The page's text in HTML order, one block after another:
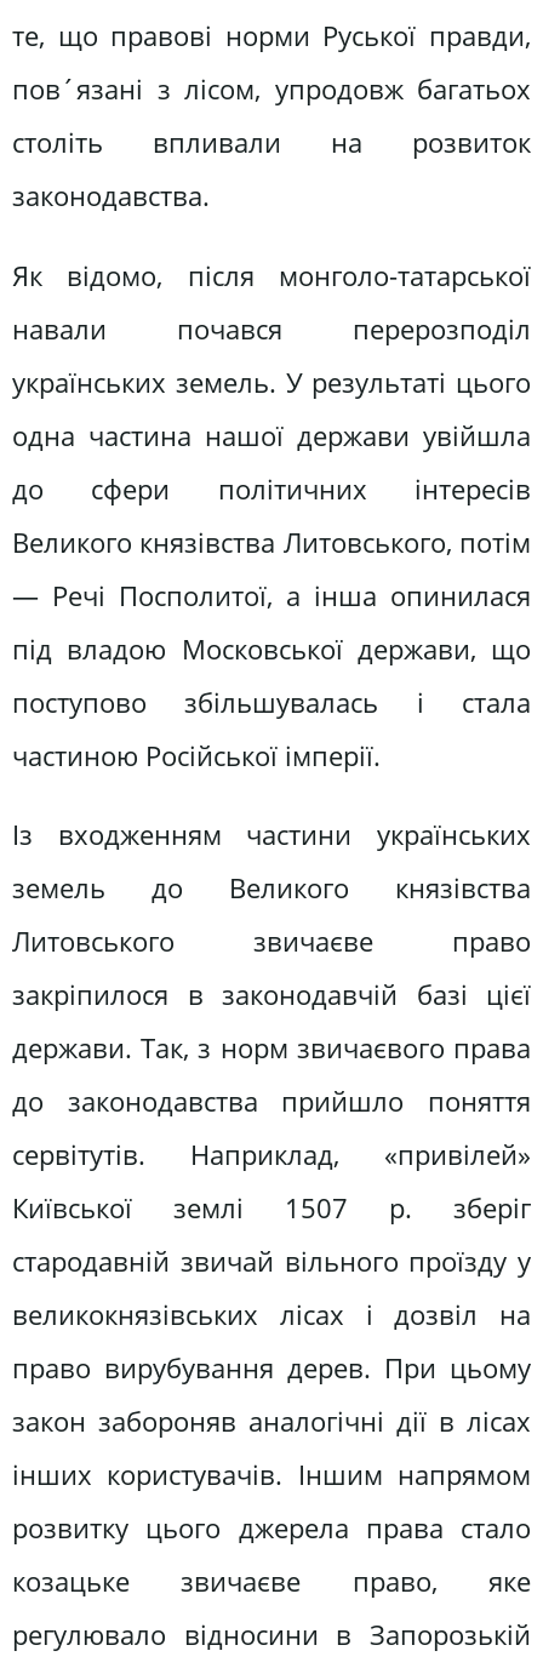
те, що правові норми Руської правди,
пов´язані з лісом, упродовж багатьох
століть впливали на розвиток
законодавства.
Як відомо, після монголо-татарської
навали почався перерозподіл
українських земель. У результаті цього
одна частина нашої держави увійшла
до сфери політичних інтересів
Великого князівства Литовського, потім
— Речі Посполитої, а інша опинилася
під владою Московської держави, що
поступово збільшувалась і стала
частиною Російської імперії.
Із входженням частини українських
земель до Великого князівства
Литовського звичаєве право
закріпилося в законодавчій базі цієї
держави. Так, з норм звичаєвого права
до законодавства прийшло поняття
сервітутів. Наприклад, «привілей»
Київської землі 1507 р. зберіг
стародавній звичай вільного проїзду у
великокнязівських лісах і дозвіл на
право вирубування дерев. При цьому
закон забороняв аналогічні дії в лісах
інших користувачів. Іншим напрямом
розвитку цього джерела права стало
козацьке звичаєве право, яке
регулювало відносини в Запорозькій